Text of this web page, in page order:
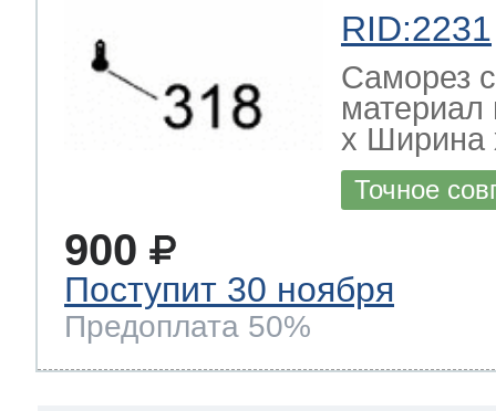
RID:2231
Саморез
х Ширина
Точное
900
Поступит 30 ноября
Предоплата 50%